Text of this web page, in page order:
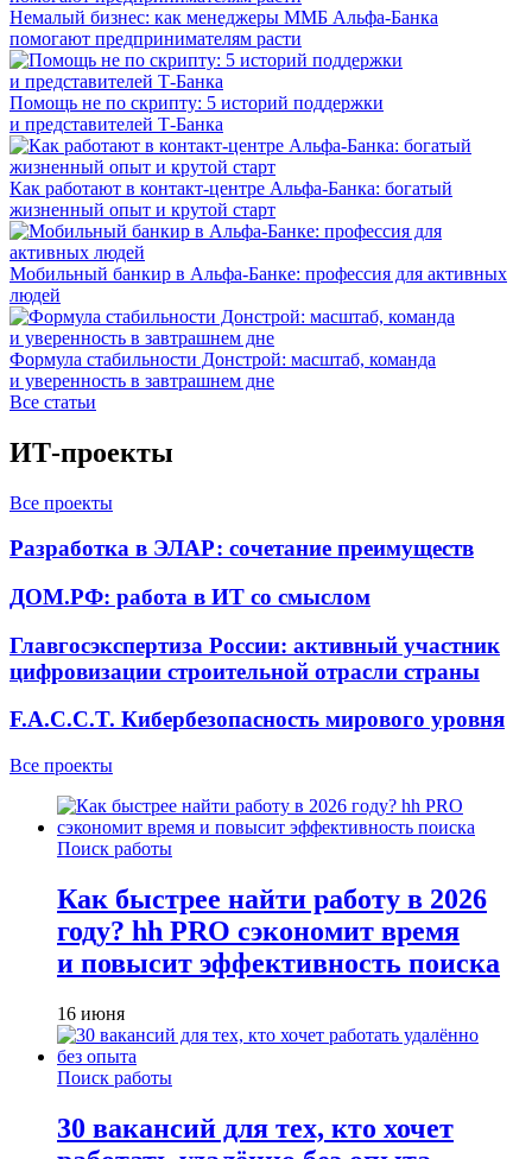
Немалый бизнес: как менеджеры ММБ Альфа-Банка
помогают предпринимателям расти
Помощь не по скрипту: 5 историй поддержки
и представителей Т-Банка
Как работают в контакт-центре Альфа-Банка: богатый
жизненный опыт и крутой старт
Мобильный банкир в Альфа-Банке: профессия для активных
людей
Формула стабильности Донстрой: масштаб, команда
и уверенность в завтрашнем дне
Все статьи
ИТ-проекты
Все проекты
Разработка в ЭЛАР: сочетание преимуществ
ДОМ.РФ: работа в ИТ со смыслом
Главгосэкспертиза России: активный участник
цифровизации строительной отрасли страны
F.A.C.C.T. Кибербезопасность мирового уровня
Все проекты
Поиск работы
Как быстрее найти работу в 2026
году? hh PRO сэкономит время
и повысит эффективность поиска
16 июня
Поиск работы
30 вакансий для тех, кто хочет